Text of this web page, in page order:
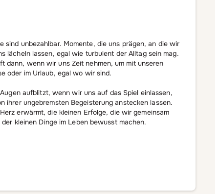
sind unbezahlbar. Momente, die uns prägen, an die wir
lächeln lassen, egal wie turbulent der Alltag sein mag.
dann, wenn wir uns Zeit nehmen, um mit unseren
oder im Urlaub, egal wo wir sind.
aufblitzt, wenn wir uns auf das Spiel einlassen,
ihrer ungebremsten Begeisterung anstecken lassen.
erwärmt, die kleinen Erfolge, die wir gemeinsam
kleinen Dinge im Leben bewusst machen.